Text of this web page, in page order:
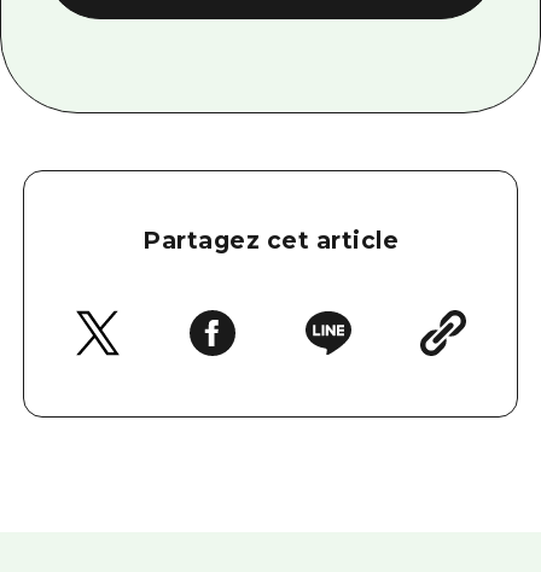
Partagez cet article